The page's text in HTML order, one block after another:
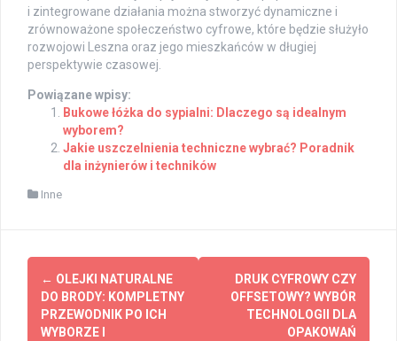
i zintegrowane działania można stworzyć dynamiczne i
zrównoważone społeczeństwo cyfrowe, które będzie służyło
rozwojowi Leszna oraz jego mieszkańców w długiej
perspektywie czasowej.
Powiązane wpisy:
Bukowe łóżka do sypialni: Dlaczego są idealnym
wyborem?
Jakie uszczelnienia techniczne wybrać? Poradnik
dla inżynierów i techników
Inne
Post
navigation
← OLEJKI NATURALNE
DO BRODY: KOMPLETNY
PRZEWODNIK PO ICH
WYBORZE I
DRUK CYFROWY CZY
OFFSETOWY? WYBÓR
TECHNOLOGII DLA
OPAKOWAŃ